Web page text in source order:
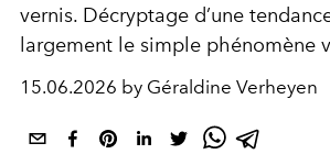
vernis. Décryptage d’une
largement le simple phénomène
15.06.2026 by Géraldine Verheyen